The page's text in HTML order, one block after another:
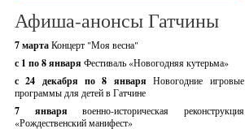
Афиша-анонсы Гатчины
7 мартаКонцерт "Моя весна"
с 1 по 8 января Фестиваль «Новогодняя кутерьма»
с 24 декабря по 8 январяНовогодние игровые
программы для детей в Гатчине
7 январявоенно-историческая реконструкция
«Рождественский манифест»